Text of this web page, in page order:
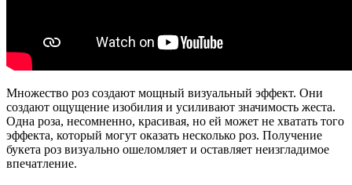
Множество роз создают мощный визуальный эффект. Они
создают ощущение изобилия и усиливают значимость жеста.
Одна роза, несомненно, красивая, но ей может не хватать того
эффекта, который могут оказать несколько роз. Получение
букета роз визуально ошеломляет и оставляет неизгладимое
впечатление.